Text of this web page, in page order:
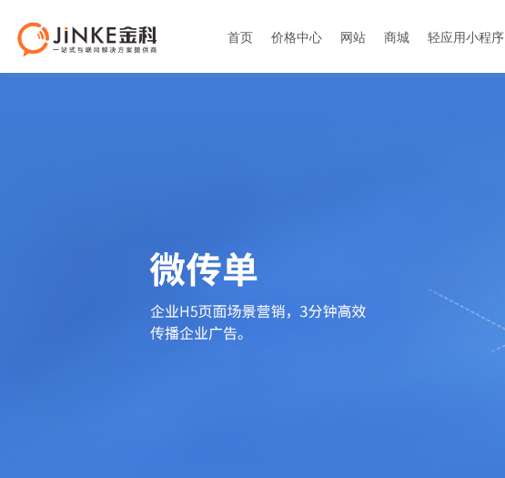
首页 价格中心 网站 商城 轻应用小程序